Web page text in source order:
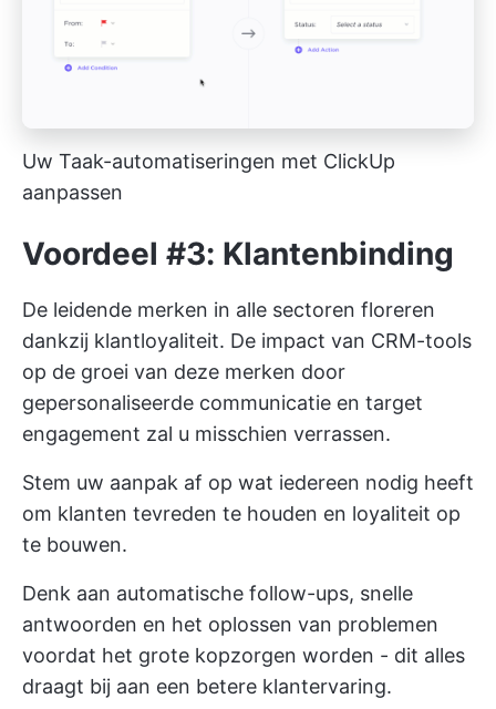
Uw Taak-automatiseringen met ClickUp
aanpassen
Voordeel #3: Klantenbinding
De leidende merken in alle sectoren floreren
dankzij klantloyaliteit. De impact van CRM-tools
op de groei van deze merken door
gepersonaliseerde communicatie en target
engagement zal u misschien verrassen.
Stem uw aanpak af op wat iedereen nodig heeft
om klanten tevreden te houden en loyaliteit op
te bouwen.
Denk aan automatische follow-ups, snelle
antwoorden en het oplossen van problemen
voordat het grote kopzorgen worden - dit alles
draagt bij aan een betere klantervaring.